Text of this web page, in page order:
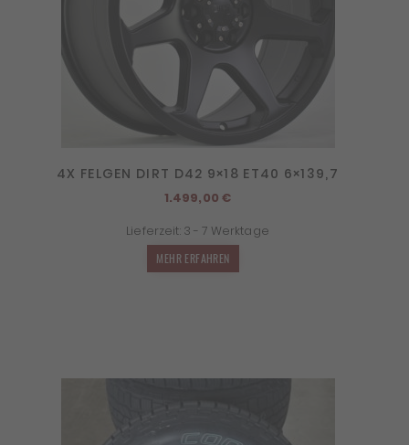
4X FELGEN DIRT D42 9×18 ET40 6×139,7
1.499,00€
Lieferzeit: 3 - 7 Werktage
MEHR ERFAHREN